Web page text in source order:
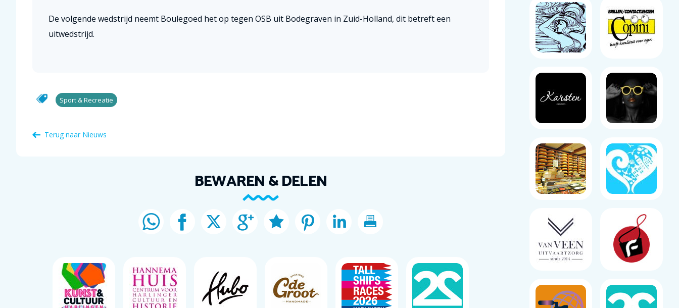
De volgende wedstrijd neemt Boulegoed het op tegen OSB uit Bodegraven in Zuid-Holland, dit betreft een
uitwedstrijd.
Sport & Recreatie
Terug naar Nieuws
BEWAREN & DELEN